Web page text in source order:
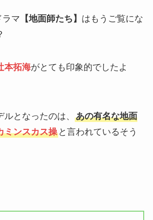
ラマ 【地面師たち】 はもうご覧にな
本拓海がとても印象的でしたよ
となったのは、 あの有名な地面
ミンスカス操と言われているそう